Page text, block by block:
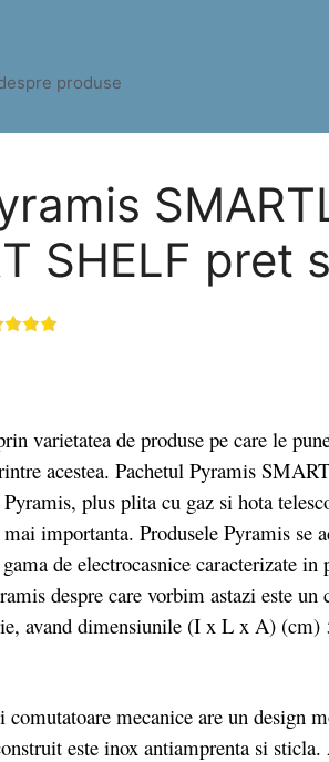
produse
SHELF pret
varietatea de produse pe care le
acestea. Pachetul Pyramis
plus plita cu gaz si hota
importanta. Produsele Pyramis se
de electrocasnice caracterizate
despre care vorbim astazi este
avand dimensiunile (I x L x A)
mecanice are un design
este inox antiamprenta si sticla.